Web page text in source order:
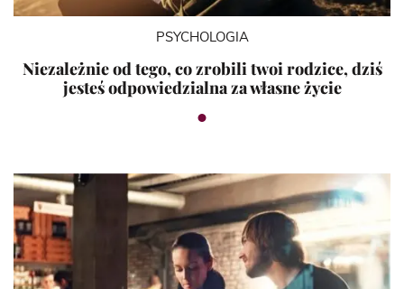
PSYCHOLOGIA
Niezależnie od tego, co zrobili twoi rodzice, dziś
jesteś odpowiedzialna za własne życie